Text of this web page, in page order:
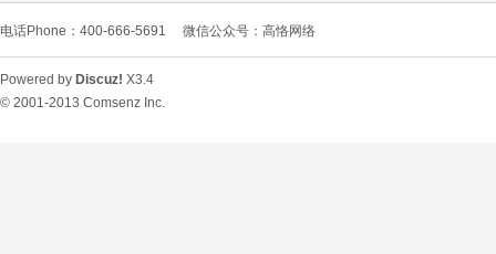
电话Phone：400-666-5691 微信公众号：高恪网络
Powered by Discuz! X3.4
© 2001-2013 Comsenz Inc.